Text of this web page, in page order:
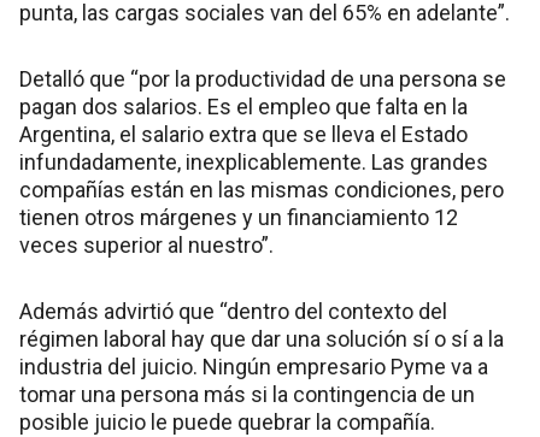
punta, las cargas sociales van del 65% en adelante”.
Detalló que “por la productividad de una persona se
pagan dos salarios. Es el empleo que falta en la
Argentina, el salario extra que se lleva el Estado
infundadamente, inexplicablemente. Las grandes
compañías están en las mismas condiciones, pero
tienen otros márgenes y un financiamiento 12
veces superior al nuestro”.
Además advirtió que “dentro del contexto del
régimen laboral hay que dar una solución sí o sí a la
industria del juicio. Ningún empresario Pyme va a
tomar una persona más si la contingencia de un
posible juicio le puede quebrar la compañía.